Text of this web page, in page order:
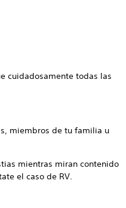
cuidadosamente todas las
miembros de tu familia u
mientras miran contenido
el caso de RV.